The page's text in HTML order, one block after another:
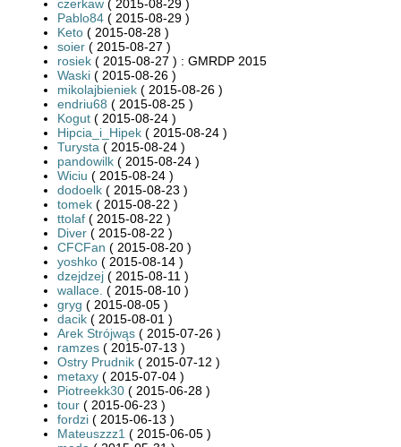
czerkaw ( 2015-08-29 )
Pablo84 ( 2015-08-29 )
Keto ( 2015-08-28 )
soier ( 2015-08-27 )
rosiek ( 2015-08-27 ) : GMRDP 2015
Waski ( 2015-08-26 )
mikolajbieniek ( 2015-08-26 )
endriu68 ( 2015-08-25 )
Kogut ( 2015-08-24 )
Hipcia_i_Hipek ( 2015-08-24 )
Turysta ( 2015-08-24 )
pandowilk ( 2015-08-24 )
Wiciu ( 2015-08-24 )
dodoelk ( 2015-08-23 )
tomek ( 2015-08-22 )
ttolaf ( 2015-08-22 )
Diver ( 2015-08-22 )
CFCFan ( 2015-08-20 )
yoshko ( 2015-08-14 )
dzejdzej ( 2015-08-11 )
wallace. ( 2015-08-10 )
gryg ( 2015-08-05 )
dacik ( 2015-08-01 )
Arek Strójwąs ( 2015-07-26 )
ramzes ( 2015-07-13 )
Ostry Prudnik ( 2015-07-12 )
metaxy ( 2015-07-04 )
Piotreekk30 ( 2015-06-28 )
tour ( 2015-06-23 )
fordzi ( 2015-06-13 )
Mateuszzz1 ( 2015-06-05 )